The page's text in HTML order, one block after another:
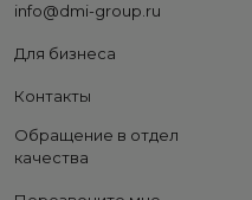
info@dmi-group.ru
Для бизнеса
Контакты
Обращение в отдел
качества